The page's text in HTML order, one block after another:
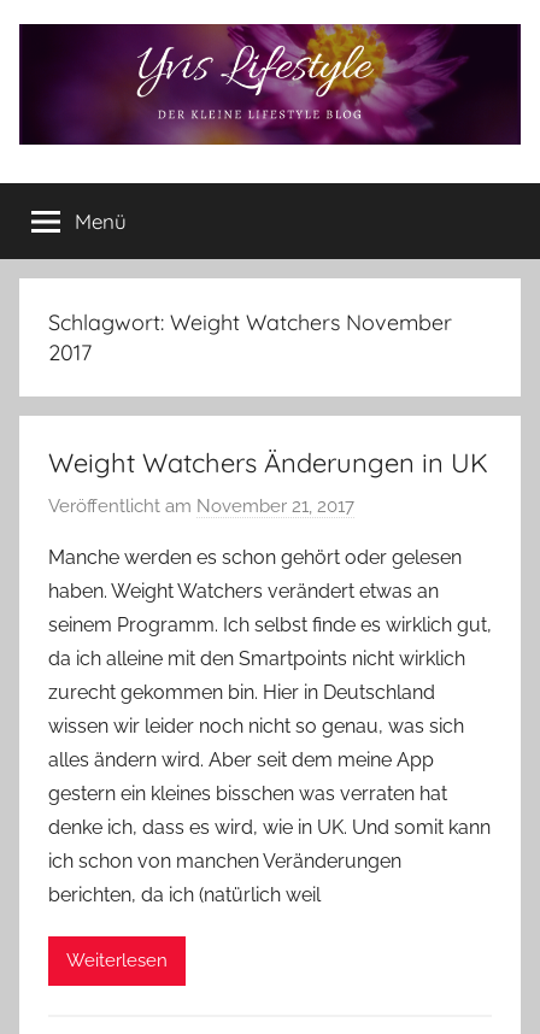
Yvis
Lifestyle
Lifestyle
Blog
–
Lifestyle,
Rezensionen,
und
mehr
Menü
Schlagwort: Weight Watchers November
2017
Weight Watchers Änderungen in UK
Veröffentlicht am November 21, 2017
n
Y
v
o
n
n
e
Manche werden es schon gehört oder gelesen
haben. Weight Watchers verändert etwas an
seinem Programm. Ich selbst finde es wirklich gut,
da ich alleine mit den Smartpoints nicht wirklich
zurecht gekommen bin. Hier in Deutschland
wissen wir leider noch nicht so genau, was sich
alles ändern wird. Aber seit dem meine App
gestern ein kleines bisschen was verraten hat
denke ich, dass es wird, wie in UK. Und somit kann
ich schon von manchen Veränderungen
berichten, da ich (natürlich weil
Weiterlesen